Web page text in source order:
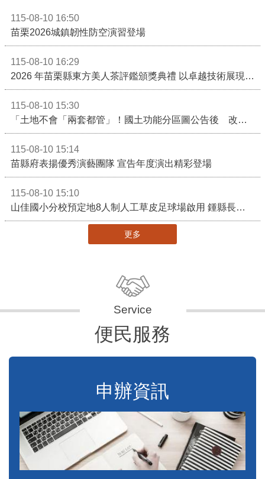
115-08-10 16:50
苗栗2026城鎮韌性防空演習登場
115-08-10 16:29
2026 年苗栗縣東方美人茶評鑑頒獎典禮 以卓越技術展現頂尖製茶實力！
115-08-10 15:30
「土地不會「兩套都管」！國土功能分區圖公告後 改依《國土計畫法》管制」
115-08-10 15:14
苗縣府表揚優秀演藝團隊 宣告年度演出精彩登場
115-08-10 15:10
山佳國小分校預定地8人制人工草皮足球場啟用 鍾縣長期勉帶動苗栗足球運動有更亮眼成績
更多
便民服務
申辦資訊